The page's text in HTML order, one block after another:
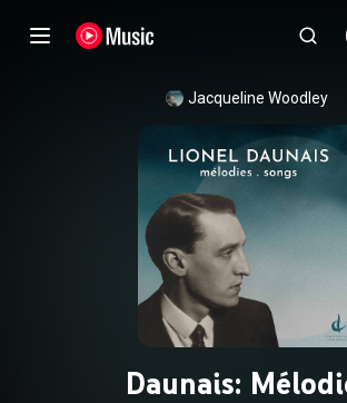
Jacqueline Woodley
Daunais: